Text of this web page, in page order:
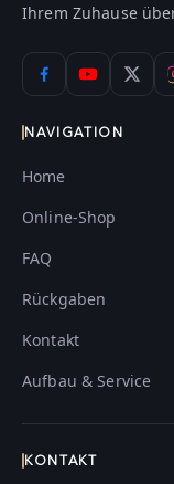
Ihrem Zuhause
NAVIGATION
Home
Online-Shop
FAQ
Rückgaben
Kontakt
Aufbau & Service
KONTAKT